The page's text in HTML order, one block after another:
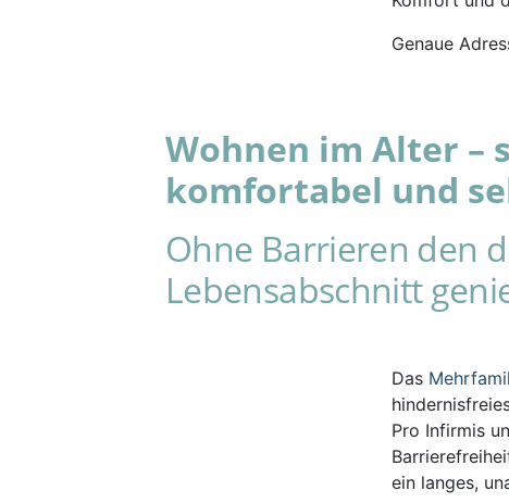
Genaue
Wohnen im Alter –
komfortabel und
Ohne Barrieren den
Lebensabschnitt
Das
Pro Infirmis
ein langes,